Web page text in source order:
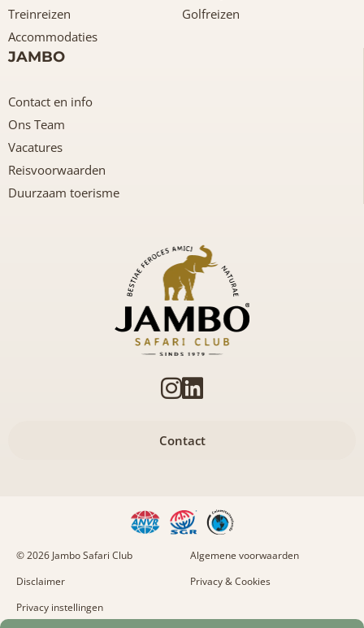
Treinreizen
Golfreizen
Accommodaties
JAMBO
Contact en info
Ons Team
Vacatures
Reisvoorwaarden
Duurzaam toerisme
Contact
© 2026 Jambo Safari Club
Algemene voorwaarden
Disclaimer
Privacy & Cookies
Privacy instellingen